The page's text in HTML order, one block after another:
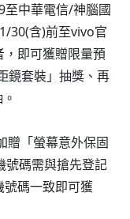
中華電信/神腦國
30(含)前至vivo官
即可獲贈限量預
鏡套裝」抽獎、再
贈「螢幕意外保固
號碼需與搶先登記
碼一致即可獲